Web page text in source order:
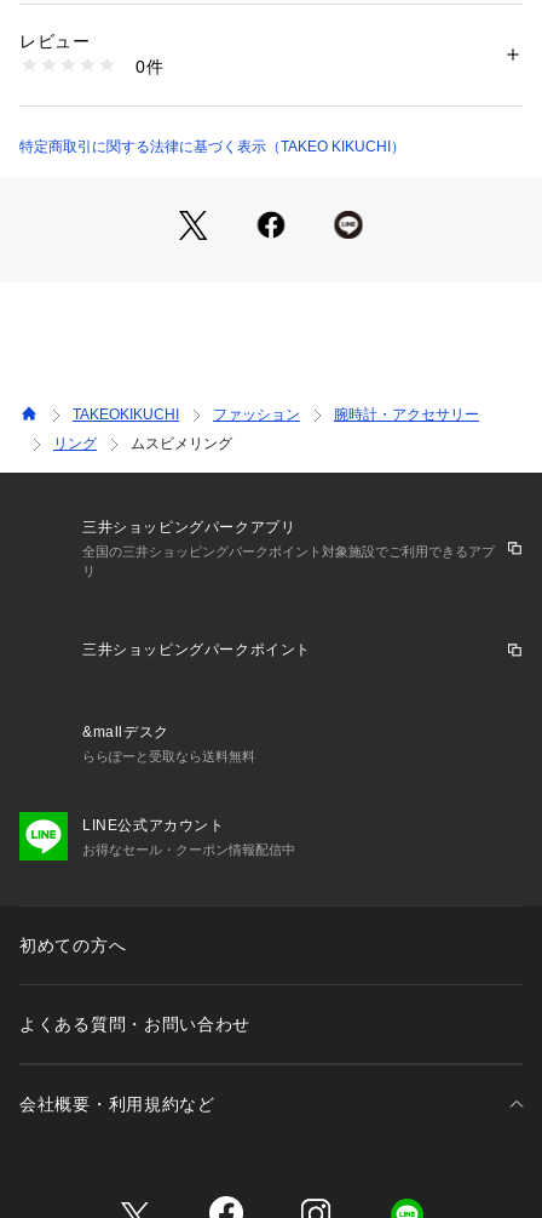
スリムで華奢な「結び目」がデザインポイントの人気リング。
細部までこだわった仕様になっており、裏側から見ても結び目
ます。
ボールチェーンモチーフは、華奢で上品な印象に仕上げており
時代を超えて支持されるトラディショナルなアイテムをベース
に、アソビ心とストリートの自由な発想を取り入れ、日本独自
のミックススタイルを提案します。
【気になる商品はお気に入り登録をおススメ】
▼商品のお気に入り登録
完売しているカラーの再入荷通知や、ラスト1点、セールの通
▼ブランドのお気に入り登録
若干製品と画像のカラーが異なる場合もございます。
素材：真ちゅう
商品番号：
979-01812 （ショップ）
レビュー
0件
特定商取引に関する法律に基づく表示（TAKEO KIKUCHI）
TAKEOKIKUCHI ファッション
腕時計・アクセサリー
リング
ムスビメリング
三井ショッピングパークアプリ
全国の三井ショッピングパークポイント対象施設でご利用できるアプ
リ
三井ショッピングパークポイント
&mallデスク
ららぽーと受取なら送料無料
LINE公式アカウント
お得なセール・クーポン情報配信中
初めての方へ
よくある質問・お問い合わせ
会社概要・利用規約など